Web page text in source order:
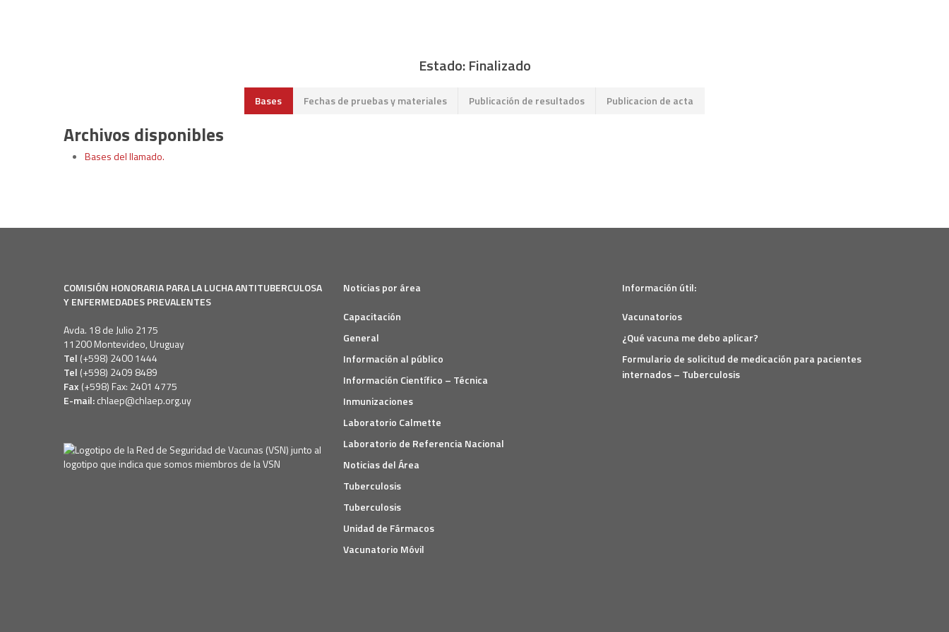
Estado: Finalizado
Bases Fechas de pruebas y materiales Publicación de resultados Publicacion de acta
Archivos disponibles
Bases del llamado.
COMISIÓN HONORARIA PARA LA LUCHA ANTITUBERCULOSA
Y ENFERMEDADES PREVALENTES
Avda. 18 de Julio 2175
11200 Montevideo, Uruguay
Tel (+598) 2400 1444
Tel (+598) 2409 8489
Fax (+598) Fax: 2401 4775
E-mail:chlaep@chlaep.org.uy
Noticias por área
Capacitación
General
Información al público
Información Científico – Técnica
Inmunizaciones
Laboratorio Calmette
Laboratorio de Referencia Nacional
Noticias del Área
Tuberculosis
Tuberculosis
Unidad de Fármacos
Vacunatorio Móvil
Información útil:
Vacunatorios
¿Qué vacuna me debo aplicar?
Formulario de solicitud de medicación para pacientes
internados – Tuberculosis